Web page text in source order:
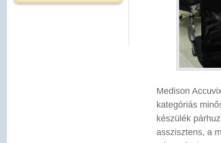
Medison
kategóriás
készülék
asszisztens, a